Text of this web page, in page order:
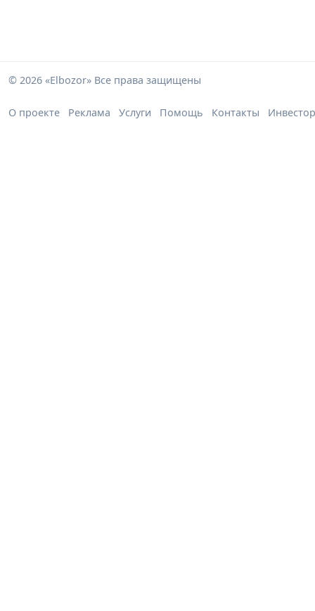
© 2026 «Elbozor» Все права защищены
О проекте Реклама Услуги Помощь Контакты